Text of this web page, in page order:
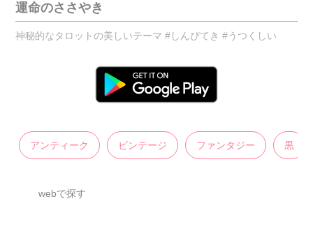
運命のささやき
神秘的なタロットの美しいテーマ #しんぴてき #うつくしい
アンティーク ビンテージ ファンタジー 黒
webで探す